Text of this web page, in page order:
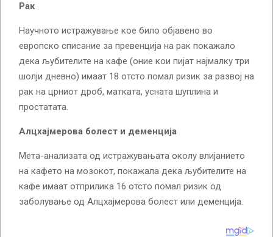
Рак
Научното истражување кое било објавено во
европско списание за превенција на рак покажало
дека љубителите на кафе (оние кои пијат најмалку три
шолји дневно) имаат 18 отсто помал ризик за развој на
рак на црниот дроб, матката, усната шуплина и
простатата.
Алцхајмерова болест и деменција
Мета-анализата од истражувањата околу влијанието
на кафето на мозокот, покажала дека љубителите на
кафе имаат отприлика 16 отсто помал ризик од
заболување од Алцхајмерова болест или деменција.